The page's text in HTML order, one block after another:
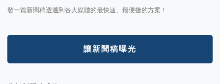
發一篇新聞稿透通到各大媒體的最快速、最便捷的方案！
讓新聞稿曝光